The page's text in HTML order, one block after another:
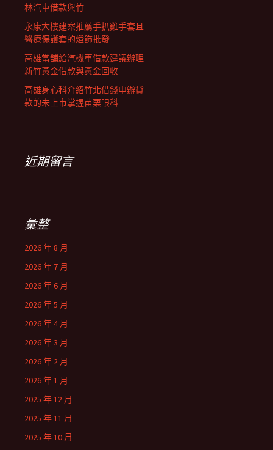
林汽車借款與竹
永康大樓建案推薦手扒雞手套且
醫療保護套的燈飾批發
高雄當舖給汽機車借款建議辦理
新竹黃金借款與黃金回收
高雄身心科介紹竹北借錢申辦貸
款的未上市掌握苗栗眼科
近期留言
彙整
2026 年 8 月
2026 年 7 月
2026 年 6 月
2026 年 5 月
2026 年 4 月
2026 年 3 月
2026 年 2 月
2026 年 1 月
2025 年 12 月
2025 年 11 月
2025 年 10 月